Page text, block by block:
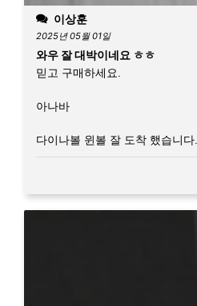
이상훈
2025년 05월 01일
와우 잘 대박이네요 ㅎㅎ
믿고 구매하세요.
아나바
다이나볼 윈볼 잘 도착 했습니다.